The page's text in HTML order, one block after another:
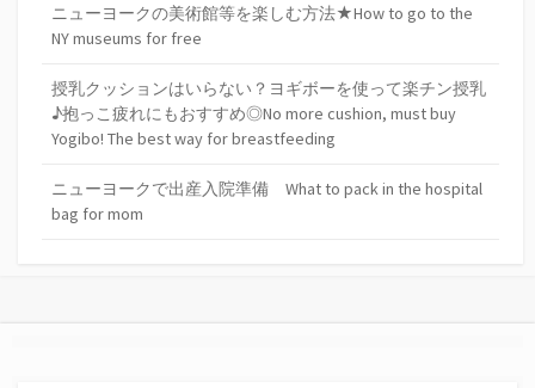
ニューヨークの美術館等を楽しむ方法★How to go to the
NY museums for free
授乳クッションはいらない？ヨギボーを使って楽チン授乳
♪抱っこ疲れにもおすすめ◎No more cushion, must buy
Yogibo! The best way for breastfeeding
ニューヨークで出産入院準備 What to pack in the hospital
bag for mom